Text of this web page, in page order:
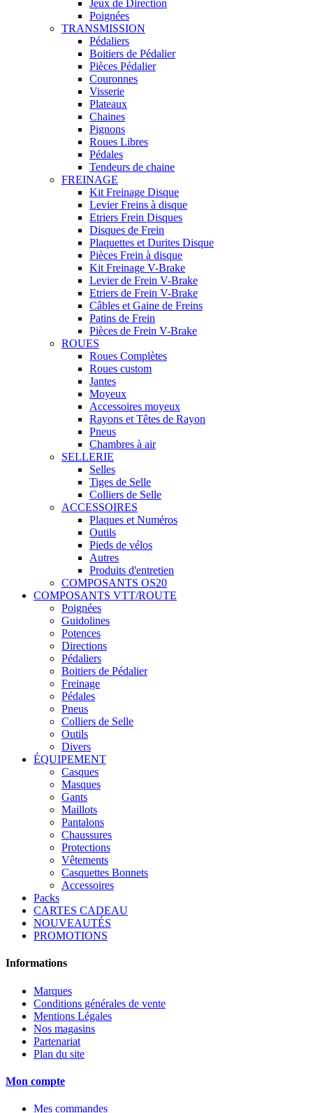
Jeux de Direction
Poignées
TRANSMISSION
Pédaliers
Boitiers de Pédalier
Pièces Pédalier
Couronnes
Visserie
Plateaux
Chaines
Pignons
Roues Libres
Pédales
Tendeurs de chaine
FREINAGE
Kit Freinage Disque
Levier Freins à disque
Etriers Frein Disques
Disques de Frein
Plaquettes et Durites Disque
Pièces Frein à disque
Kit Freinage V-Brake
Levier de Frein V-Brake
Etriers de Frein V-Brake
Câbles et Gaine de Freins
Patins de Frein
Pièces de Frein V-Brake
ROUES
Roues Complètes
Roues custom
Jantes
Moyeux
Accessoires moyeux
Rayons et Têtes de Rayon
Pneus
Chambres à air
SELLERIE
Selles
Tiges de Selle
Colliers de Selle
ACCESSOIRES
Plaques et Numéros
Outils
Pieds de vélos
Autres
Produits d'entretien
COMPOSANTS OS20
COMPOSANTS VTT/ROUTE
Poignées
Guidolines
Potences
Directions
Pédaliers
Boitiers de Pédalier
Freinage
Pédales
Pneus
Colliers de Selle
Outils
Divers
ÉQUIPEMENT
Casques
Masques
Gants
Maillots
Pantalons
Chaussures
Protections
Vêtements
Casquettes Bonnets
Accessoires
Packs
CARTES CADEAU
NOUVEAUTÉS
PROMOTIONS
Informations
Marques
Conditions générales de vente
Mentions Légales
Nos magasins
Partenariat
Plan du site
Mon compte
Mes commandes